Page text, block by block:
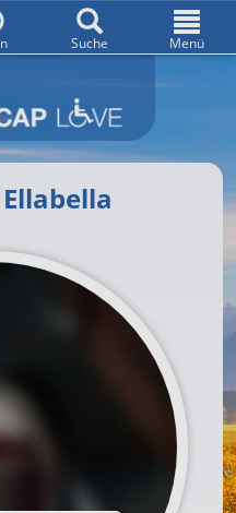
Suche Menü